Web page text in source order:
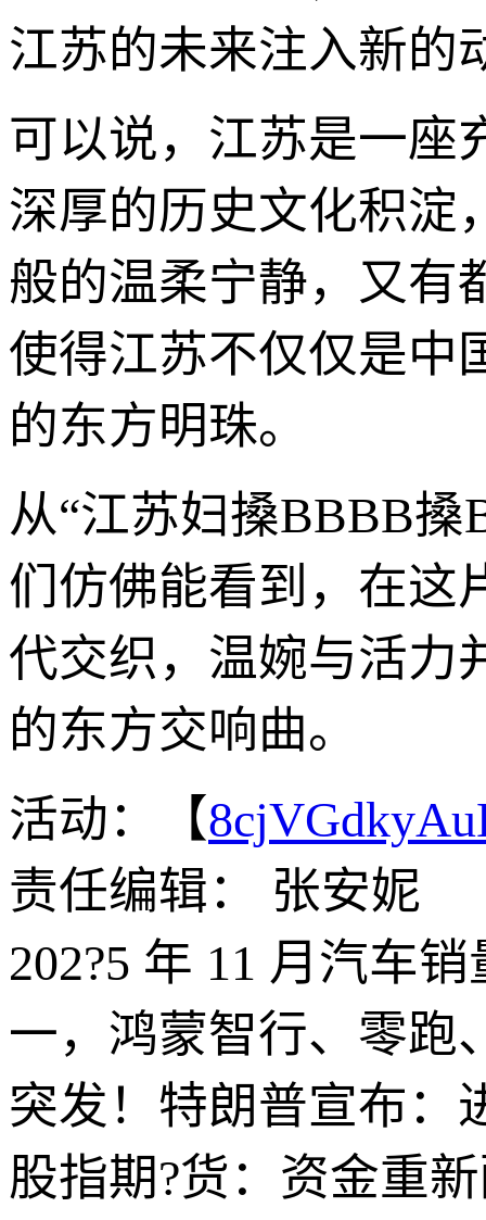
江苏的未来注入新的
可以说，江苏是一座
深厚的历史文化积淀
般的温柔宁静，又有
使得江苏不仅仅是中
的东方明珠。
从“江苏妇搡BBBB
们仿佛能看到，在这
代交织，温婉与活力
的东方交响曲。
活动：【
责任编辑： 张安妮
202?5 年 11 月汽车
一，鸿蒙智行、零跑
突发！特朗普宣布：
股指期?货：资金重